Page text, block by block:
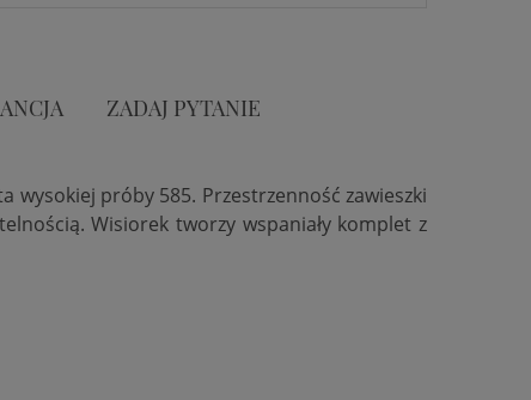
ZADAJ PYTANIE
wysokiej próby 585. Przestrzenność zawieszki
Wisiorek tworzy wspaniały komplet z